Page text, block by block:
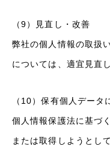
（9）見直し・改善
弊社の個人情報の取扱
については、適宜見直
（10）保有個人データ
個人情報保護法に基づ
または取得しようとし